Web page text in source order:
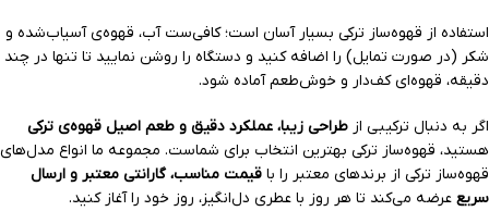
استفاده از قهوه‌ساز ترکی بسیار آسان است؛ کافی‌ست آب، قهوه‌ی آسیاب‌شده و
شکر (در صورت تمایل) را اضافه کنید و دستگاه را روشن نمایید تا تنها در چند
دقیقه، قهوه‌ای کف‌دار و خوش‌طعم آماده شود.
اگر به دنبال ترکیبی از طراحی زیبا، عملکرد دقیق و طعم اصیل قهوه‌ی ترکی
هستید، قهوه‌ساز ترکی بهترین انتخاب برای شماست. مجموعه ما انواع مدل‌های
قهوه‌ساز ترکی از برندهای معتبر را با قیمت مناسب، گارانتی معتبر و ارسال
سریع عرضه می‌کند تا هر روز با عطری دل‌انگیز، روز خود را آغاز کنید.